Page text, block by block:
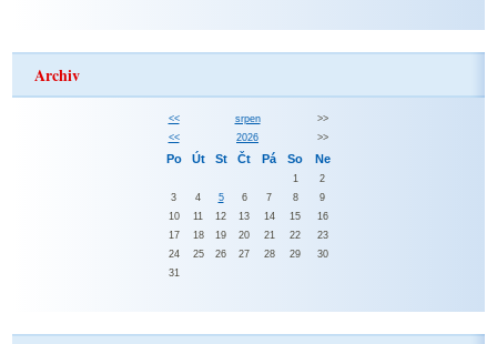
Archiv
<< srpen
>>
<<
2026 >>
Po Út St Čt Pá So Ne
1
2
3
4 5 6 7 8
9
10
11 12 13 14 15
16
17
18 19 20 21 22
23
24
25 26 27 28 29
30
31